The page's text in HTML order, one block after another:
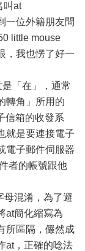
叫at
一位外籍朋友問
little mouse
，我也愣了好一
「在」，通常
轉角」所用的
信箱的收發系
就是要連接電子
電子郵件伺服器
者的帳號跟他
母混淆，為了避
at簡化縮寫為
所區隔，儼然成
at，正確的唸法